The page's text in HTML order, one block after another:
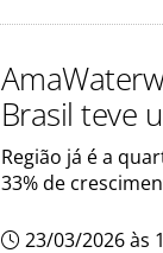
Brasil teve
Região já é a
33% de
23/03/2026 às